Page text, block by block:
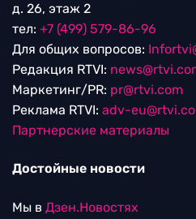
д. 26, этаж 2
тел: +7 (499) 579-86-96
Для общих вопросов:
Редакция RTVI:
Маркетинг/PR: pr@rtvi.com
Реклама RTVI: adv-
Партнерские материалы
Достойные новости
Мы в Дзен.Новостях